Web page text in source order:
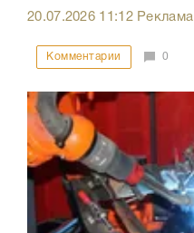
20.07.2026 11:12Реклама
Комментарии 0